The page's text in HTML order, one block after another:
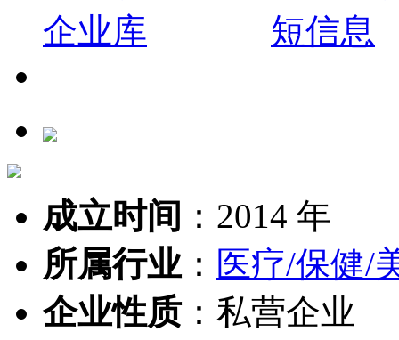
成立时间 ： 2014 年
所属行业： 医疗/保健/
企业性质： 私营企业